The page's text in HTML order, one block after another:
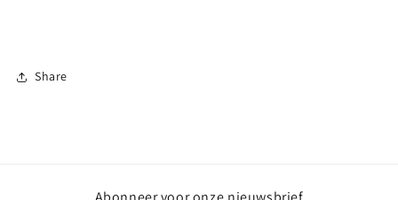
Share